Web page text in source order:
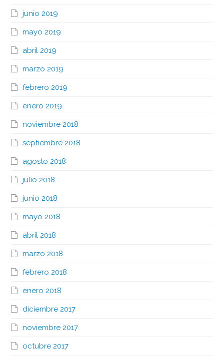
junio 2019
mayo 2019
abril 2019
marzo 2019
febrero 2019
enero 2019
noviembre 2018
septiembre 2018
agosto 2018
julio 2018
junio 2018
mayo 2018
abril 2018
marzo 2018
febrero 2018
enero 2018
diciembre 2017
noviembre 2017
octubre 2017